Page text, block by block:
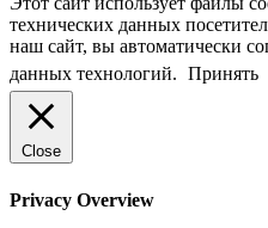
технических данных
наш сайт, вы автоматически
данных технологий. Принять
Close
Privacy Overview